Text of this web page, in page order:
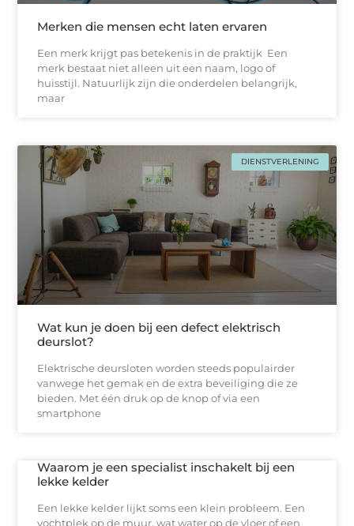
Merken die mensen echt laten ervaren
Een merk krijgt pas betekenis in de praktijk Een
merk bestaat niet alleen uit een naam, logo of
huisstijl. Natuurlijk zijn die onderdelen belangrijk,
maar
DIENSTVERLENING
Wat kun je doen bij een defect elektrisch
deurslot?
Elektrische deursloten worden steeds populairder
vanwege het gemak en de extra beveiliging die ze
bieden. Met één druk op de knop of via een
smartphone
Waarom je een specialist inschakelt bij een
lekke kelder
Een lekke kelder lijkt soms een klein probleem. Een
vochtplek op de muur, wat water op de vloer of een